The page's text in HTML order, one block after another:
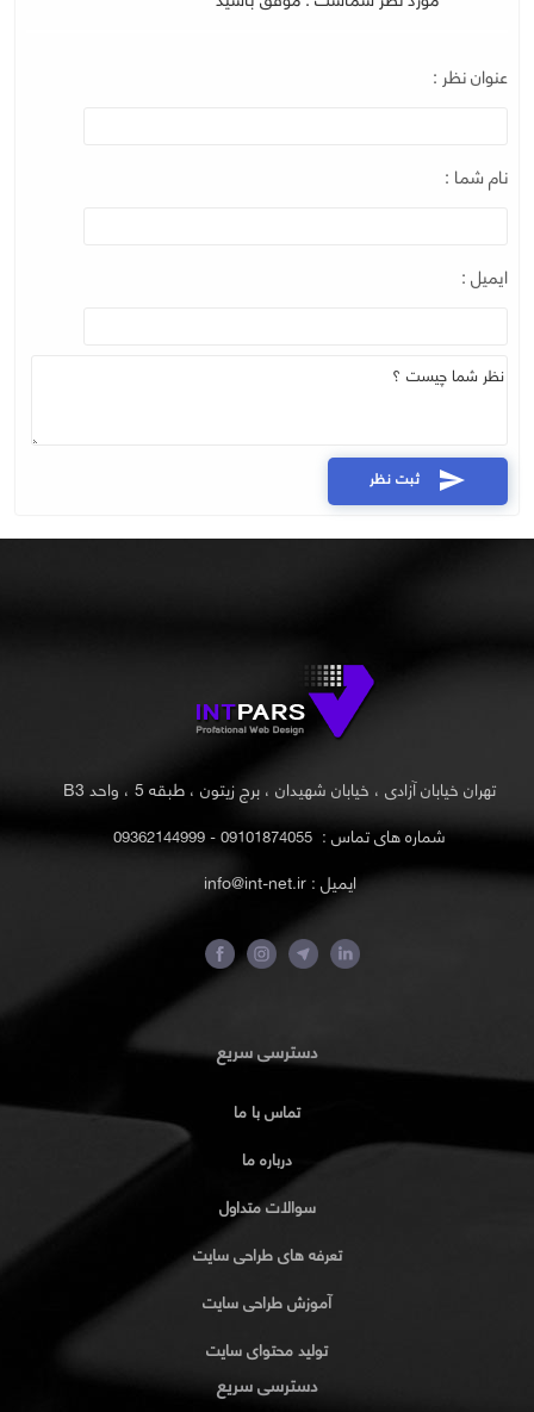
عنوان نظر :
نام شما :
ایمیل :
ثبت نظر send
تهران خیابان آزادی ، خیابان شهیدان ، برج زیتون ، طبقه 5 ، واحد B3
شماره های تماس :
ایمیل : info@int-net.ir
دسترسی سریع
تماس با ما
درباره ما
سوالات متداول
تعرفه های طراحی سایت
آموزش طراحی سایت
تولید محتوای سایت
دسترسی سریع